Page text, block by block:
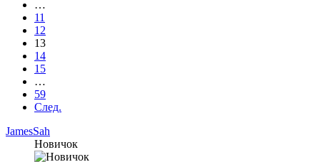
…
11
12
13
14
15
…
59
След.
JamesSah
Новичок